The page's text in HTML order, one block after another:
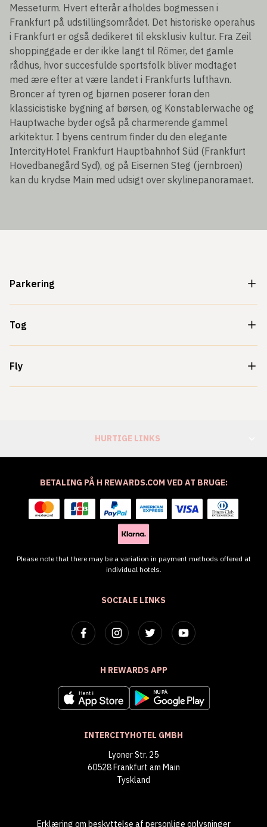
Messeturm. Hvert efterår afholdes bogmessen i
Frankfurt på udstillingsområdet. Det historiske operahus
i Frankfurt er også dedikeret til eksklusiv kultur. Fra Zeil
shoppinggade er der ikke langt til Römer, det gamle
rådhus, hvor succesfulde sportsfolk bliver modtaget
med ære efter at være landet i Frankfurts lufthavn.
Broncer af tyren og bjørnen poserer foran den
klassicistiske bygning af børsen, og Konstablerwache og
Hauptwache byder også på charmerende gammel
arkitektur. I byens centrum finder du den elegante
IntercityHotel Frankfurt Hauptbahnhof Süd (Frankfurt
Hovedbanegård Syd), og på Eisernen Steg (jernbroen)
kan du krydse Main med udsigt over skylinepanoramaet.
Parkering
Tog
Fly
HURTIGE LINKS
SOCIALE LINKS
H REWARDS APP
INTERCITYHOTEL GMBH
Lyoner Str. 25
60528 Frankfurt am Main
Tyskland
BETALING PÅ H REWARDS.COM VED AT BRUGE:
Please note that there may be a variation in payment methods offered at
individual hotels.
Erklæring om beskyttelse af personlige oplysninger